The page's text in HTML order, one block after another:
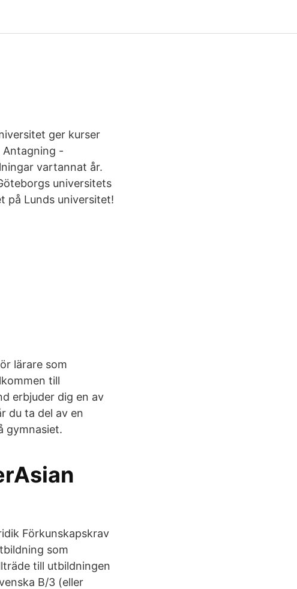
ger kurser
Antagning -
vartannat år.
universitets
på Lunds universitet!
lärare som
till
erbjuder dig en av
du ta del av en
gymnasiet.
Förkunskapskrav
som
till utbildningen
B/3 (eller